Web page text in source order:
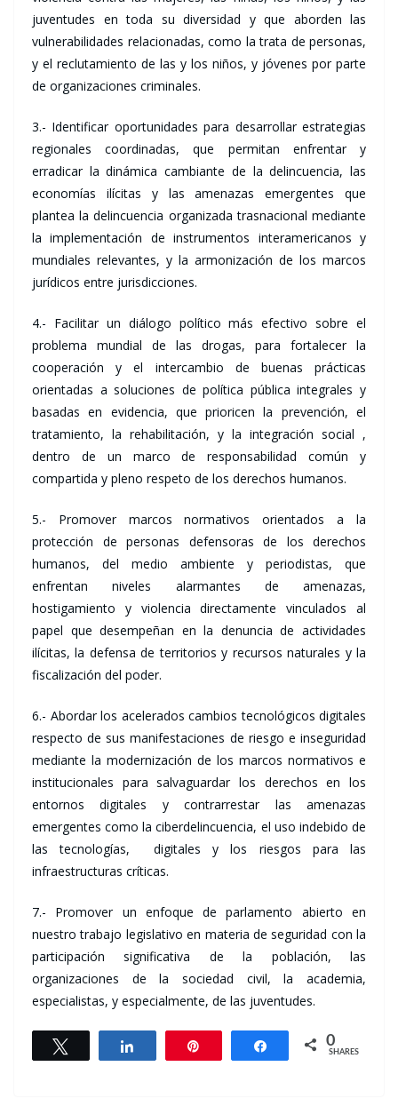
juventudes en toda su diversidad y que aborden las
vulnerabilidades relacionadas, como la trata de personas,
y el reclutamiento de las y los niños, y jóvenes por parte
de organizaciones criminales.
3.- Identificar oportunidades para desarrollar estrategias
regionales coordinadas, que permitan enfrentar y
erradicar la dinámica cambiante de la delincuencia, las
economías ilícitas y las amenazas emergentes que
plantea la delincuencia organizada trasnacional mediante
la implementación de instrumentos interamericanos y
mundiales relevantes, y la armonización de los marcos
jurídicos entre jurisdicciones.
4.- Facilitar un diálogo político más efectivo sobre el
problema mundial de las drogas, para fortalecer la
cooperación y el intercambio de buenas prácticas
orientadas a soluciones de política pública integrales y
basadas en evidencia, que prioricen la prevención, el
tratamiento, la rehabilitación, y la integración social ,
dentro de un marco de responsabilidad común y
compartida y pleno respeto de los derechos humanos.
5.- Promover marcos normativos orientados a la
protección de personas defensoras de los derechos
humanos, del medio ambiente y periodistas, que
enfrentan niveles alarmantes de amenazas,
hostigamiento y violencia directamente vinculados al
papel que desempeñan en la denuncia de actividades
ilícitas, la defensa de territorios y recursos naturales y la
fiscalización del poder.
6.- Abordar los acelerados cambios tecnológicos digitales
respecto de sus manifestaciones de riesgo e inseguridad
mediante la modernización de los marcos normativos e
institucionales para salvaguardar los derechos en los
entornos digitales y contrarrestar las amenazas
emergentes como la ciberdelincuencia, el uso indebido de
las tecnologías, digitales y los riesgos para las
infraestructuras críticas.
7.- Promover un enfoque de parlamento abierto en
nuestro trabajo legislativo en materia de seguridad con la
participación significativa de la población, las
organizaciones de la sociedad civil, la academia,
especialistas, y especialmente, de las juventudes.
Share 0
SHARES